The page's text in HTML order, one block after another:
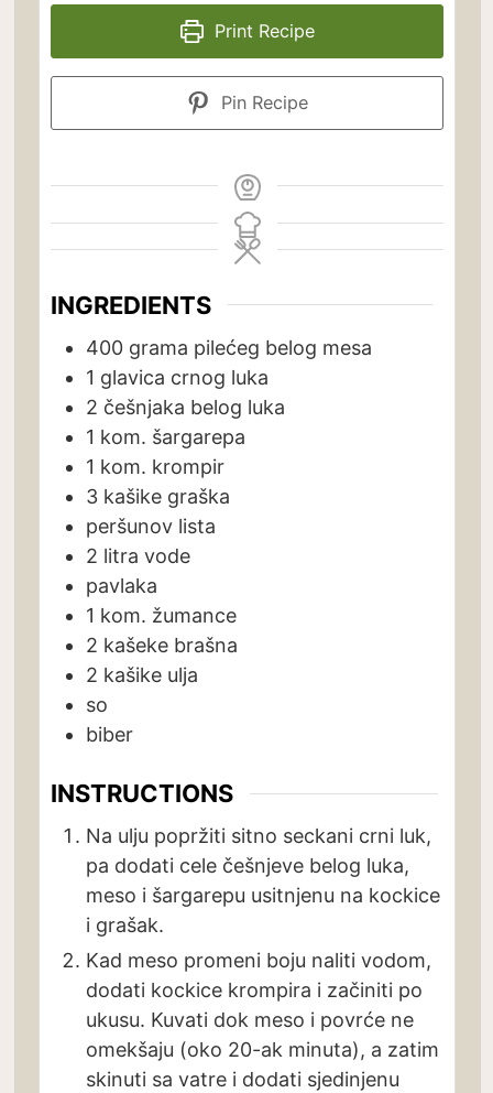
Print Recipe
Pin Recipe
INGREDIENTS
400 grama pilećeg belog mesa
1 glavica crnog luka
2 češnjaka belog luka
1 kom. šargarepa
1 kom. krompir
3 kašike graška
peršunov lista
2 litra vode
pavlaka
1 kom. žumance
2 kašeke brašna
2 kašike ulja
so
biber
INSTRUCTIONS
Na ulju popržiti sitno seckani crni luk,
pa dodati cele češnjeve belog luka,
meso i šargarepu usitnjenu na kockice
i grašak.
Kad meso promeni boju naliti vodom,
dodati kockice krompira i začiniti po
ukusu. Kuvati dok meso i povrće ne
omekšaju (oko 20-ak minuta), a zatim
skinuti sa vatre i dodati sjedinjenu